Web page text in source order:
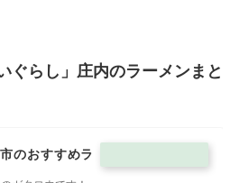
ぐらし」庄内のラーメンまと
のおすすめラ